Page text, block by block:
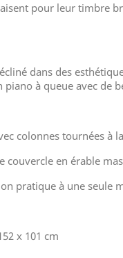
pour leur timbre
dans des
piano à queue avec de
colonnes tournées à
couvercle en érable
pratique à une seule
x 101 cm